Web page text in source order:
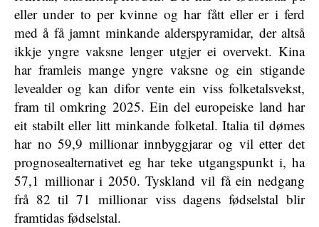
eller under to per kvinne og har fått eller er i ferd
med å få jamnt minkande alderspyramidar, der altså
ikkje yngre vaksne lenger utgjer ei overvekt. Kina
har framleis mange yngre vaksne og ein stigande
levealder og kan difor vente ein viss folketalsvekst,
fram til omkring 2025. Ein del europeiske land har
eit stabilt eller litt minkande folketal. Italia til dømes
har no 59,9 millionar innbyggjarar og vil etter det
prognosealternativet eg har teke utgangspunkt i, ha
57,1 millionar i 2050. Tyskland vil få ein nedgang
frå 82 til 71 millionar viss dagens fødselstal blir
framtidas fødselstal.